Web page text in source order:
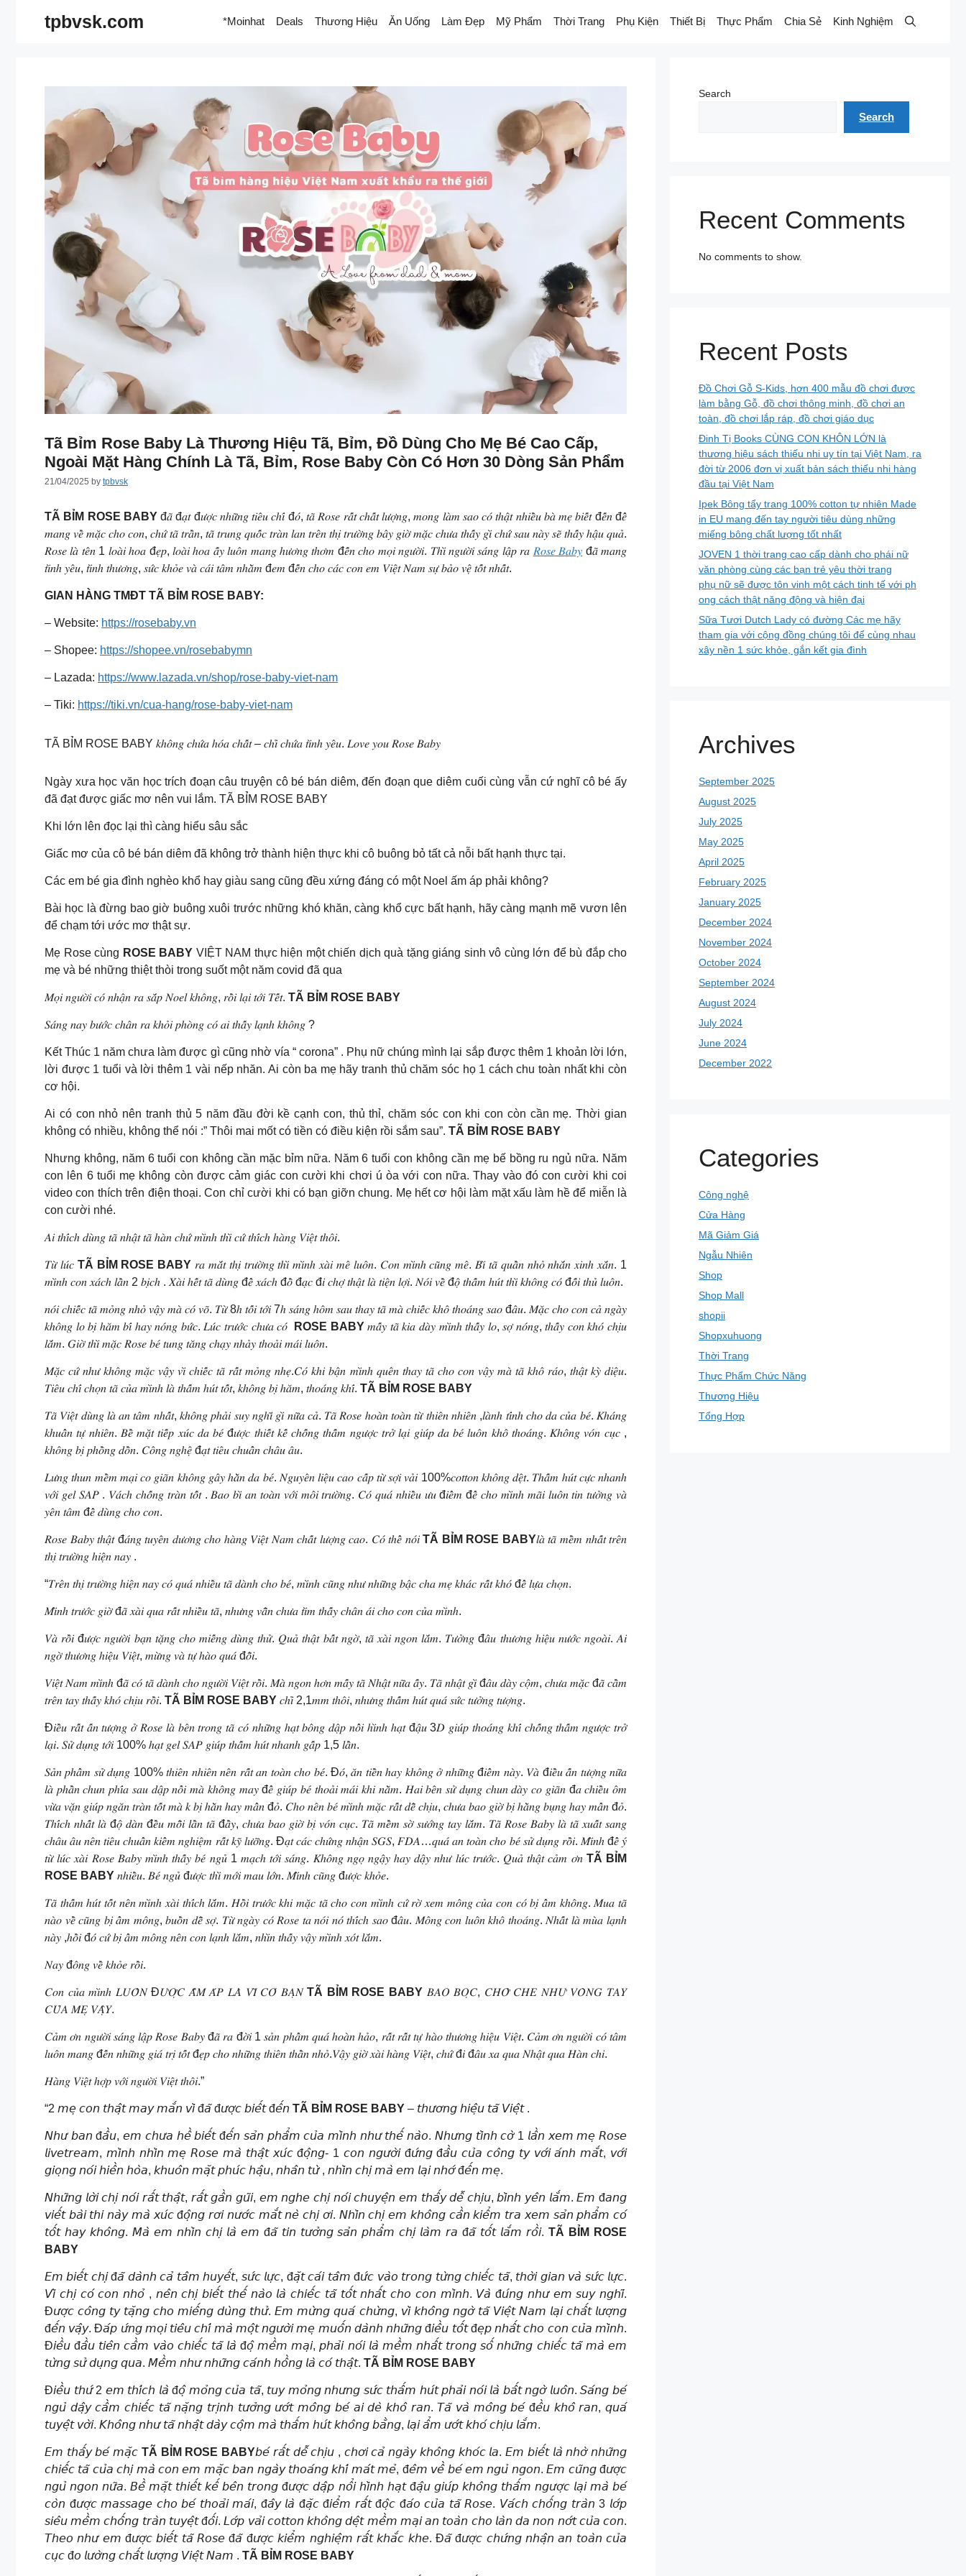
tpbvsk.com *Moinhat Deals Thương Hiệu Ăn Uống Làm Đẹp Mỹ Phẩm Thời Trang Phụ Kiện Thiết Bị Thực Phẩm Chia Sẻ Kinh Nghiệm
Tã Bỉm Rose Baby Là Thương Hiệu Tã, Bỉm, Đồ Dùng Cho Mẹ Bé Cao Cấp,
Ngoài Mặt Hàng Chính Là Tã, Bỉm, Rose Baby Còn Có Hơn 30 Dòng Sản Phẩm
21/04/2025 by tpbvsk
TÃ BỈM ROSE BABYđ𝑎̃ đ𝑎̣𝑡 đ𝑢̛𝑜̛̣𝑐 𝑛ℎ𝑢̛̃𝑛𝑔 𝑡𝑖𝑒̂𝑢 𝑐ℎ𝑖́ đ𝑜́, 𝑡𝑎̃ 𝑅𝑜𝑠𝑒 𝑟𝑎̂́𝑡 𝑐ℎ𝑎̂́𝑡 𝑙𝑢̛𝑜̛̣𝑛𝑔, 𝑚𝑜𝑛𝑔 𝑙𝑎̀𝑚 𝑠𝑎𝑜 𝑐𝑜́ 𝑡ℎ𝑎̣̂𝑡 𝑛ℎ𝑖𝑒̂̀𝑢 𝑏𝑎̀ 𝑚𝑒̣ 𝑏𝑖𝑒̂́𝑡 đ𝑒̂́𝑛 đ𝑒̂̉
𝑚𝑎𝑛𝑔 𝑣𝑒̂̀ 𝑚𝑎̣̆𝑐 𝑐ℎ𝑜 𝑐𝑜𝑛, 𝑐ℎ𝑢̛́ 𝑡𝑎̃ 𝑡𝑟𝑎̂̀𝑛, 𝑡𝑎̃ 𝑡𝑟𝑢𝑛𝑔 𝑞𝑢𝑜̂́𝑐 𝑡𝑟𝑎̀𝑛 𝑙𝑎𝑛 𝑡𝑟𝑒̂𝑛 𝑡ℎ𝑖̣ 𝑡𝑟𝑢̛𝑜̛̀𝑛𝑔 𝑏𝑎̂𝑦 𝑔𝑖𝑜̛̀ 𝑚𝑎̣̆𝑐 𝑐ℎ𝑢̛𝑎 𝑡ℎ𝑎̂́𝑦 𝑔𝑖̀ 𝑐ℎ𝑢̛́ 𝑠𝑎𝑢 𝑛𝑎̀𝑦 𝑠𝑒̃ 𝑡ℎ𝑎̂́𝑦 ℎ𝑎̣̂𝑢 𝑞𝑢𝑎̉.
𝑅𝑜𝑠𝑒 𝑙𝑎̀ 𝑡𝑒̂𝑛 1 𝑙𝑜𝑎̀𝑖 ℎ𝑜𝑎 đ𝑒̣𝑝, 𝑙𝑜𝑎̀𝑖 ℎ𝑜𝑎 𝑎̂́𝑦 𝑙𝑢𝑜̂𝑛 𝑚𝑎𝑛𝑔 ℎ𝑢̛𝑜̛𝑛𝑔 𝑡ℎ𝑜̛𝑚 đ𝑒̂́𝑛 𝑐ℎ𝑜 𝑚𝑜̣𝑖 𝑛𝑔𝑢̛𝑜̛̀𝑖. 𝑇ℎ𝑖̀ 𝑛𝑔𝑢̛𝑜̛̀𝑖 𝑠𝑎́𝑛𝑔 𝑙𝑎̣̂𝑝 𝑟𝑎 𝑅𝑜𝑠𝑒 𝐵𝑎𝑏𝑦 đ𝑎̃ 𝑚𝑎𝑛𝑔
𝑡𝑖̀𝑛ℎ 𝑦𝑒̂𝑢, 𝑡𝑖̀𝑛ℎ 𝑡ℎ𝑢̛𝑜̛𝑛𝑔, 𝑠𝑢̛́𝑐 𝑘ℎ𝑜̉𝑒 𝑣𝑎̀ 𝑐𝑎́𝑖 𝑡𝑎̂𝑚 𝑛ℎ𝑎̆̀𝑚 đ𝑒𝑚 đ𝑒̂́𝑛 𝑐ℎ𝑜 𝑐𝑎́𝑐 𝑐𝑜𝑛 𝑒𝑚 𝑉𝑖𝑒̣̂𝑡 𝑁𝑎𝑚 𝑠𝑢̛̣ 𝑏𝑎̉𝑜 𝑣𝑒̣̂ 𝑡𝑜̂́𝑡 𝑛ℎ𝑎̂́𝑡.
GIAN HÀNG TMĐT TÃ BỈM ROSE BABY:
– Website: https://rosebaby.vn
– Shopee: https://shopee.vn/rosebabymn
– Lazada: https://www.lazada.vn/shop/rose-baby-viet-nam
– Tiki: https://tiki.vn/cua-hang/rose-baby-viet-nam
TÃ BỈM ROSE BABY 𝑘ℎ𝑜̂𝑛𝑔 𝑐ℎ𝑢̛́𝑎 ℎ𝑜́𝑎 𝑐ℎ𝑎̂́𝑡 – 𝑐ℎ𝑖̉ 𝑐ℎ𝑢̛́𝑎 𝑡𝑖̀𝑛ℎ 𝑦𝑒̂𝑢. 𝐿𝑜𝑣𝑒 𝑦𝑜𝑢 𝑅𝑜𝑠𝑒 𝐵𝑎𝑏𝑦
Ngày xưa học văn học trích đoạn câu truyện cô bé bán diêm, đến đoạn que diêm cuối cùng vẫn cứ nghĩ cô bé ấy
đã đạt được giấc mơ nên vui lắm. TÃ BỈM ROSE BABY
Khi lớn lên đọc lại thì càng hiểu sâu sắc
Giấc mơ của cô bé bán diêm đã không trở thành hiện thực khi cô buông bỏ tất cả nỗi bất hạnh thực tại.
Các em bé gia đình nghèo khổ hay giàu sang cũng đều xứng đáng có một Noel ấm áp phải không?
Bài học là đừng bao giờ buông xuôi trước những khó khăn, càng khổ cực bất hạnh, hãy càng mạnh mẽ vươn lên
để chạm tới ước mơ thật sự.
Mẹ Rose cùng ROSE BABY VIỆT NAM thực hiện một chiến dịch quà tặng giáng sinh vô cùng lớn để bù đắp cho
mẹ và bé những thiệt thòi trong suốt một năm covid đã qua
𝑀𝑜̣𝑖 𝑛𝑔𝑢̛𝑜̛̀𝑖 𝑐𝑜́ 𝑛ℎ𝑎̣̂𝑛 𝑟𝑎 𝑠𝑎̆́𝑝 𝑁𝑜𝑒𝑙 𝑘ℎ𝑜̂𝑛𝑔, 𝑟𝑜̂̀𝑖 𝑙𝑎̣𝑖 𝑡𝑜̛́𝑖 𝑇𝑒̂́𝑡. TÃ BỈM ROSE BABY
𝑆𝑎́𝑛𝑔 𝑛𝑎𝑦 𝑏𝑢̛𝑜̛́𝑐 𝑐ℎ𝑎̂𝑛 𝑟𝑎 𝑘ℎ𝑜̉𝑖 𝑝ℎ𝑜̀𝑛𝑔 𝑐𝑜́ 𝑎𝑖 𝑡ℎ𝑎̂́𝑦 𝑙𝑎̣𝑛ℎ 𝑘ℎ𝑜̂𝑛𝑔 ?
Kết Thúc 1 năm chưa làm được gì cũng nhờ vía “ corona” . Phụ nữ chúng mình lại sắp được thêm 1 khoản lời lớn,
lời được 1 tuổi và lời thêm 1 vài nếp nhăn. Ai còn ba mẹ hãy tranh thủ chăm sóc họ 1 cách chu toàn nhất khi còn
cơ hội.
Ai có con nhỏ nên tranh thủ 5 năm đầu đời kề cạnh con, thủ thỉ, chăm sóc con khi con còn cần mẹ. Thời gian
không có nhiều, không thể nói :” Thôi mai mốt có tiền có điều kiện rồi sắm sau”. TÃ BỈM ROSE BABY
Nhưng không, năm 6 tuổi con không cần mặc bỉm nữa. Năm 6 tuổi con không cần mẹ bế bồng ru ngủ nữa. Năm
con lên 6 tuổi mẹ không còn được cảm giác con cười khi chơi ú òa với con nữa. Thay vào đó con cười khi coi
video con thích trên điện thoại. Con chỉ cười khi có bạn giỡn chung. Mẹ hết cơ hội làm mặt xấu làm hề để miễn là
con cười nhé.
𝐴𝑖 𝑡ℎ𝑖́𝑐ℎ 𝑑𝑢̀𝑛𝑔 𝑡𝑎̃ 𝑛ℎ𝑎̣̂𝑡 𝑡𝑎̃ ℎ𝑎̀𝑛 𝑐ℎ𝑢̛́ 𝑚𝑖̀𝑛ℎ 𝑡ℎ𝑖̀ 𝑐𝑢̛́ 𝑡ℎ𝑖́𝑐ℎ ℎ𝑎̀𝑛𝑔 𝑉𝑖𝑒̣̂𝑡 𝑡ℎ𝑜̂𝑖.
𝑇𝑢̛̀ 𝑙𝑢́𝑐 TÃ BỈM ROSE BABY 𝑟𝑎 𝑚𝑎̆́𝑡 𝑡ℎ𝑖̣ 𝑡𝑟𝑢̛𝑜̛̀𝑛𝑔 𝑡ℎ𝑖̀ 𝑚𝑖̀𝑛ℎ 𝑥𝑎̀𝑖 𝑚𝑒̂ 𝑙𝑢𝑜̂𝑛. 𝐶𝑜𝑛 𝑚𝑖̀𝑛ℎ 𝑐𝑢̃𝑛𝑔 𝑚𝑒̂. 𝐵𝑖̀ 𝑡𝑎̃ 𝑞𝑢𝑎̂̀𝑛 𝑛ℎ𝑜̉ 𝑛ℎ𝑎̆́𝑛 𝑥𝑖𝑛ℎ 𝑥𝑎̆́𝑛. 1
𝑚𝑖̀𝑛ℎ 𝑐𝑜𝑛 𝑥𝑎́𝑐ℎ 𝑙𝑎̂̀𝑛 2 𝑏𝑖̣𝑐ℎ . 𝑋𝑎̀𝑖 ℎ𝑒̂́𝑡 𝑡𝑎̃ 𝑑𝑢̀𝑛𝑔 đ𝑒̂̉ 𝑥𝑎́𝑐ℎ đ𝑜̂̀ đ𝑎̣𝑐 đ𝑖 𝑐ℎ𝑜̛̣ 𝑡ℎ𝑎̣̂𝑡 𝑙𝑎̀ 𝑡𝑖𝑒̣̂𝑛 𝑙𝑜̛̣𝑖. 𝑁𝑜́𝑖 𝑣𝑒̂̀ đ𝑜̣̂ 𝑡ℎ𝑎̂́𝑚 ℎ𝑢́𝑡 𝑡ℎ𝑖̀ 𝑘ℎ𝑜̂𝑛𝑔 𝑐𝑜́ đ𝑜̂́𝑖 𝑡ℎ𝑢̉ 𝑙𝑢𝑜̂𝑛.
𝑛𝑜́𝑖 𝑐ℎ𝑖𝑒̂́𝑐 𝑡𝑎̃ 𝑚𝑜̉𝑛𝑔 𝑛ℎ𝑜̉ 𝑣𝑎̣̂𝑦 𝑚𝑎̀ 𝑐𝑜́ 𝑣𝑜̃. 𝑇𝑢̛̀ 8ℎ 𝑡𝑜̂́𝑖 𝑡𝑜̛́𝑖 7ℎ 𝑠𝑎́𝑛𝑔 ℎ𝑜̂𝑚 𝑠𝑎𝑢 𝑡ℎ𝑎𝑦 𝑡𝑎̃ 𝑚𝑎̀ 𝑐ℎ𝑖𝑒̂́𝑐 𝑘ℎ𝑜̂ 𝑡ℎ𝑜𝑎́𝑛𝑔 𝑠𝑎𝑜 đ𝑎̂𝑢. 𝑀𝑎̣̆𝑐 𝑐ℎ𝑜 𝑐𝑜𝑛 𝑐𝑎̉ 𝑛𝑔𝑎̀𝑦
𝑘ℎ𝑜̂𝑛𝑔 𝑙𝑜 𝑏𝑖̣ ℎ𝑎̆𝑚 𝑏𝑖́ ℎ𝑎𝑦 𝑛𝑜́𝑛𝑔 𝑏𝑢̛́𝑐. 𝐿𝑢́𝑐 𝑡𝑟𝑢̛𝑜̛́𝑐 𝑐ℎ𝑢̛𝑎 𝑐𝑜́
ROSE BABY𝑚𝑎̂́𝑦 𝑡𝑎̃ 𝑘𝑖𝑎 𝑑𝑎̀𝑦 𝑚𝑖̀𝑛ℎ 𝑡ℎ𝑎̂́𝑦 𝑙𝑜, 𝑠𝑜̛̣ 𝑛𝑜́𝑛𝑔, 𝑡ℎ𝑎̂́𝑦 𝑐𝑜𝑛 𝑘ℎ𝑜́ 𝑐ℎ𝑖̣𝑢
𝑙𝑎̆́𝑚. 𝐺𝑖𝑜̛̀ 𝑡ℎ𝑖̀ 𝑚𝑎̣̆𝑐 𝑅𝑜𝑠𝑒 𝑏𝑒́ 𝑡𝑢𝑛𝑔 𝑡𝑎̆𝑛𝑔 𝑐ℎ𝑎̣𝑦 𝑛ℎ𝑎̉𝑦 𝑡ℎ𝑜𝑎̉𝑖 𝑚𝑎́𝑖 𝑙𝑢𝑜̂𝑛.
𝑀𝑎̣̆𝑐 𝑐𝑢̛́ 𝑛ℎ𝑢̛ 𝑘ℎ𝑜̂𝑛𝑔 𝑚𝑎̣̆𝑐 𝑣𝑎̣̂𝑦 𝑣𝑖̀ 𝑐ℎ𝑖𝑒̂́𝑐 𝑡𝑎̃ 𝑟𝑎̂́𝑡 𝑚𝑜̉𝑛𝑔 𝑛ℎ𝑒̣.𝐶𝑜́ 𝑘ℎ𝑖 𝑏𝑎̣̂𝑛 𝑚𝑖̀𝑛ℎ 𝑞𝑢𝑒̂𝑛 𝑡ℎ𝑎𝑦 𝑡𝑎̃ 𝑐ℎ𝑜 𝑐𝑜𝑛 𝑣𝑎̣̂𝑦 𝑚𝑎̀ 𝑡𝑎̃ 𝑘ℎ𝑜̂ 𝑟𝑎́𝑜, 𝑡ℎ𝑎̣̂𝑡 𝑘𝑦̀ 𝑑𝑖𝑒̣̂𝑢.
𝑇𝑖𝑒̂𝑢 𝑐ℎ𝑖́ 𝑐ℎ𝑜̣𝑛 𝑡𝑎̃ 𝑐𝑢̉𝑎 𝑚𝑖̀𝑛ℎ 𝑙𝑎̀ 𝑡ℎ𝑎̂́𝑚 ℎ𝑢́𝑡 𝑡𝑜̂́𝑡, 𝑘ℎ𝑜̂𝑛𝑔 𝑏𝑖̣ ℎ𝑎̆𝑚, 𝑡ℎ𝑜𝑎́𝑛𝑔 𝑘ℎ𝑖́. TÃ BỈM ROSE BABY
𝑇𝑎̃ 𝑉𝑖𝑒̣̂𝑡 𝑑𝑢̀𝑛𝑔 𝑙𝑎̀ 𝑎𝑛 𝑡𝑎̂𝑚 𝑛ℎ𝑎̂́𝑡, 𝑘ℎ𝑜̂𝑛𝑔 𝑝ℎ𝑎̉𝑖 𝑠𝑢𝑦 𝑛𝑔ℎ𝑖̃ 𝑔𝑖̀ 𝑛𝑢̛̃𝑎 𝑐𝑎̉. 𝑇𝑎̃ 𝑅𝑜𝑠𝑒 ℎ𝑜𝑎̀𝑛 𝑡𝑜𝑎̀𝑛 𝑡𝑢̛̀ 𝑡ℎ𝑖𝑒̂𝑛 𝑛ℎ𝑖𝑒̂𝑛 ,𝑙𝑎̀𝑛ℎ 𝑡𝑖́𝑛ℎ 𝑐ℎ𝑜 𝑑𝑎 𝑐𝑢̉𝑎 𝑏𝑒́. 𝐾ℎ𝑎́𝑛𝑔
𝑘ℎ𝑢𝑎̂̉𝑛 𝑡𝑢̛̣ 𝑛ℎ𝑖𝑒̂𝑛. 𝐵𝑒̂̀ 𝑚𝑎̣̆𝑡 𝑡𝑖𝑒̂́𝑝 𝑥𝑢́𝑐 𝑑𝑎 𝑏𝑒́ đ𝑢̛𝑜̛̣𝑐 𝑡ℎ𝑖𝑒̂́𝑡 𝑘𝑒̂́ 𝑐ℎ𝑜̂́𝑛𝑔 𝑡ℎ𝑎̂́𝑚 𝑛𝑔𝑢̛𝑜̛̣𝑐 𝑡𝑟𝑜̛̉ 𝑙𝑎̣𝑖 𝑔𝑖𝑢́𝑝 𝑑𝑎 𝑏𝑒́ 𝑙𝑢𝑜̂𝑛 𝑘ℎ𝑜̂ 𝑡ℎ𝑜𝑎́𝑛𝑔. 𝐾ℎ𝑜̂𝑛𝑔 𝑣𝑜́𝑛 𝑐𝑢̣𝑐 ,
𝑘ℎ𝑜̂𝑛𝑔 𝑏𝑖̣ 𝑝ℎ𝑜̂̀𝑛𝑔 𝑑𝑜̂̀𝑛. 𝐶𝑜̂𝑛𝑔 𝑛𝑔ℎ𝑒̣̂ đ𝑎̣𝑡 𝑡𝑖𝑒̂𝑢 𝑐ℎ𝑢𝑎̂̉𝑛 𝑐ℎ𝑎̂𝑢 𝑎̂𝑢.
𝐿𝑢̛𝑛𝑔 𝑡ℎ𝑢𝑛 𝑚𝑒̂̀𝑚 𝑚𝑎̣𝑖 𝑐𝑜 𝑔𝑖𝑎̃𝑛 𝑘ℎ𝑜̂𝑛𝑔 𝑔𝑎̂𝑦 ℎ𝑎̆̀𝑛 𝑑𝑎 𝑏𝑒́. 𝑁𝑔𝑢𝑦𝑒̂𝑛 𝑙𝑖𝑒̣̂𝑢 𝑐𝑎𝑜 𝑐𝑎̂́𝑝 𝑡𝑢̛̀ 𝑠𝑜̛̣𝑖 𝑣𝑎̉𝑖 100%𝑐𝑜𝑡𝑡𝑜𝑛 𝑘ℎ𝑜̂𝑛𝑔 𝑑𝑒̣̂𝑡. 𝑇ℎ𝑎̂́𝑚 ℎ𝑢́𝑡 𝑐𝑢̛̣𝑐 𝑛ℎ𝑎𝑛ℎ
𝑣𝑜̛́𝑖 𝑔𝑒𝑙 𝑆𝐴𝑃 . 𝑉𝑎́𝑐ℎ 𝑐ℎ𝑜̂́𝑛𝑔 𝑡𝑟𝑎̀𝑛 𝑡𝑜̂́𝑡 . 𝐵𝑎𝑜 𝑏𝑖̀ 𝑎𝑛 𝑡𝑜𝑎̀𝑛 𝑣𝑜̛́𝑖 𝑚𝑜̂𝑖 𝑡𝑟𝑢̛𝑜̛̀𝑛𝑔. 𝐶𝑜́ 𝑞𝑢𝑎́ 𝑛ℎ𝑖𝑒̂̀𝑢 𝑢̛𝑢 đ𝑖𝑒̂̉𝑚 đ𝑒̂̉ 𝑐ℎ𝑜 𝑚𝑖̀𝑛ℎ 𝑚𝑎̃𝑖 𝑙𝑢𝑜̂𝑛 𝑡𝑖𝑛 𝑡𝑢̛𝑜̛̉𝑛𝑔 𝑣𝑎̀
𝑦𝑒̂𝑛 𝑡𝑎̂𝑚 đ𝑒̂̉ 𝑑𝑢̀𝑛𝑔 𝑐ℎ𝑜 𝑐𝑜𝑛.
𝑅𝑜𝑠𝑒 𝐵𝑎𝑏𝑦 𝑡ℎ𝑎̣̂𝑡 đ𝑎́𝑛𝑔 𝑡𝑢𝑦𝑒̂𝑛 𝑑𝑢̛𝑜̛𝑛𝑔 𝑐ℎ𝑜 ℎ𝑎̀𝑛𝑔 𝑉𝑖𝑒̣̂𝑡 𝑁𝑎𝑚 𝑐ℎ𝑎̂́𝑡 𝑙𝑢̛𝑜̛̣𝑛𝑔 𝑐𝑎𝑜. 𝐶𝑜́ 𝑡ℎ𝑒̂̉ 𝑛𝑜́𝑖TÃ BỈM ROSE BABY𝑙𝑎̀ 𝑡𝑎̃ 𝑚𝑒̂̀𝑚 𝑛ℎ𝑎̂́𝑡 𝑡𝑟𝑒̂𝑛
𝑡ℎ𝑖̣ 𝑡𝑟𝑢̛𝑜̛̀𝑛𝑔 ℎ𝑖𝑒̣̂𝑛 𝑛𝑎𝑦 .
“𝑇𝑟𝑒̂𝑛 𝑡ℎ𝑖̣ 𝑡𝑟𝑢̛𝑜̛̀𝑛𝑔 ℎ𝑖𝑒̣̂𝑛 𝑛𝑎𝑦 𝑐𝑜́ 𝑞𝑢𝑎́ 𝑛ℎ𝑖𝑒̂̀𝑢 𝑡𝑎̃ 𝑑𝑎̀𝑛ℎ 𝑐ℎ𝑜 𝑏𝑒́, 𝑚𝑖̀𝑛ℎ 𝑐𝑢̃𝑛𝑔 𝑛ℎ𝑢̛ 𝑛ℎ𝑢̛̃𝑛𝑔 𝑏𝑎̣̂𝑐 𝑐ℎ𝑎 𝑚𝑒̣ 𝑘ℎ𝑎́𝑐 𝑟𝑎̂́𝑡 𝑘ℎ𝑜́ đ𝑒̂̉ 𝑙𝑢̛̣𝑎 𝑐ℎ𝑜̣𝑛.
𝑀𝑖̀𝑛ℎ 𝑡𝑟𝑢̛𝑜̛́𝑐 𝑔𝑖𝑜̛̀ đ𝑎̃ 𝑥𝑎̀𝑖 𝑞𝑢𝑎 𝑟𝑎̂́𝑡 𝑛ℎ𝑖𝑒̂̀𝑢 𝑡𝑎̃, 𝑛ℎ𝑢̛𝑛𝑔 𝑣𝑎̂̃𝑛 𝑐ℎ𝑢̛𝑎 𝑡𝑖̀𝑚 𝑡ℎ𝑎̂́𝑦 𝑐ℎ𝑎̂𝑛 𝑎́𝑖 𝑐ℎ𝑜 𝑐𝑜𝑛 𝑐𝑢̉𝑎 𝑚𝑖̀𝑛ℎ.
𝑉𝑎̀ 𝑟𝑜̂̀𝑖 đ𝑢̛𝑜̛̣𝑐 𝑛𝑔𝑢̛𝑜̛̀𝑖 𝑏𝑎̣𝑛 𝑡𝑎̣̆𝑛𝑔 𝑐ℎ𝑜 𝑚𝑖𝑒̂́𝑛𝑔 𝑑𝑢̀𝑛𝑔 𝑡ℎ𝑢̛̉. 𝑄𝑢𝑎̉ 𝑡ℎ𝑎̣̂𝑡 𝑏𝑎̂́𝑡 𝑛𝑔𝑜̛̀, 𝑡𝑎̃ 𝑥𝑎̀𝑖 𝑛𝑔𝑜𝑛 𝑙𝑎̆́𝑚. 𝑇𝑢̛𝑜̛̉𝑛𝑔 đ𝑎̂𝑢 𝑡ℎ𝑢̛𝑜̛𝑛𝑔 ℎ𝑖𝑒̣̂𝑢 𝑛𝑢̛𝑜̛́𝑐 𝑛𝑔𝑜𝑎̀𝑖. 𝐴𝑖
𝑛𝑔𝑜̛̀ 𝑡ℎ𝑢̛𝑜̛𝑛𝑔 ℎ𝑖𝑒̣̂𝑢 𝑉𝑖𝑒̣̂𝑡, 𝑚𝑢̛̀𝑛𝑔 𝑣𝑎̀ 𝑡𝑢̛̣ ℎ𝑎̀𝑜 𝑞𝑢𝑎́ đ𝑜̂̃𝑖.
𝑉𝑖𝑒̣̂𝑡 𝑁𝑎𝑚 𝑚𝑖̀𝑛ℎ đ𝑎̃ 𝑐𝑜́ 𝑡𝑎̃ 𝑑𝑎̀𝑛ℎ 𝑐ℎ𝑜 𝑛𝑔𝑢̛𝑜̛̀𝑖 𝑉𝑖𝑒̣̂𝑡 𝑟𝑜̂̀𝑖. 𝑀𝑎̀ 𝑛𝑔𝑜𝑛 ℎ𝑜̛𝑛 𝑚𝑎̂́𝑦 𝑡𝑎̃ 𝑁ℎ𝑎̣̂𝑡 𝑛𝑢̛̃𝑎 𝑎̂́𝑦. 𝑇𝑎̃ 𝑛ℎ𝑎̣̂𝑡 𝑔𝑖̀ đ𝑎̂𝑢 𝑑𝑎̀𝑦 𝑐𝑜̣̂𝑚, 𝑐ℎ𝑢̛𝑎 𝑚𝑎̣̆𝑐 đ𝑎̃ 𝑐𝑎̂̀𝑚
𝑡𝑟𝑒̂𝑛 𝑡𝑎𝑦 𝑡ℎ𝑎̂́𝑦 𝑘ℎ𝑜́ 𝑐ℎ𝑖̣𝑢 𝑟𝑜̂̀𝑖. TÃ BỈM ROSE BABY 𝑐ℎ𝑖̉ 2,1𝑚𝑚 𝑡ℎ𝑜̂𝑖, 𝑛ℎ𝑢̛𝑛𝑔 𝑡ℎ𝑎̂́𝑚 ℎ𝑢́𝑡 𝑞𝑢𝑎́ 𝑠𝑢̛́𝑐 𝑡𝑢̛𝑜̛̉𝑛𝑔 𝑡𝑢̛𝑜̛̣𝑛𝑔.
Đ𝑖𝑒̂̀𝑢 𝑟𝑎̂́𝑡 𝑎̂́𝑛 𝑡𝑢̛𝑜̛̣𝑛𝑔 𝑜̛̉ 𝑅𝑜𝑠𝑒 𝑙𝑎̀ 𝑏𝑒̂𝑛 𝑡𝑟𝑜𝑛𝑔 𝑡𝑎̃ 𝑐𝑜́ 𝑛ℎ𝑢̛̃𝑛𝑔 ℎ𝑎̣𝑡 𝑏𝑜̂𝑛𝑔 𝑑𝑎̣̂𝑝 𝑛𝑜̂̉𝑖 ℎ𝑖̀𝑛ℎ ℎ𝑎̣𝑡 đ𝑎̣̂𝑢 3𝐷 𝑔𝑖𝑢́𝑝 𝑡ℎ𝑜𝑎́𝑛𝑔 𝑘ℎ𝑖́ 𝑐ℎ𝑜̂́𝑛𝑔 𝑡ℎ𝑎̂́𝑚 𝑛𝑔𝑢̛𝑜̛̣𝑐 𝑡𝑟𝑜̛̉
𝑙𝑎̣𝑖. 𝑆𝑢̛̉ 𝑑𝑢̣𝑛𝑔 𝑡𝑜̛́𝑖 100% ℎ𝑎̣𝑡 𝑔𝑒𝑙 𝑆𝐴𝑃 𝑔𝑖𝑢́𝑝 𝑡ℎ𝑎̂́𝑚 ℎ𝑢́𝑡 𝑛ℎ𝑎𝑛ℎ 𝑔𝑎̂́𝑝 1,5 𝑙𝑎̂̀𝑛.
𝑆𝑎̉𝑛 𝑝ℎ𝑎̂̉𝑚 𝑠𝑢̛̉ 𝑑𝑢̣𝑛𝑔 100% 𝑡ℎ𝑖𝑒̂𝑛 𝑛ℎ𝑖𝑒̂𝑛 𝑛𝑒̂𝑛 𝑟𝑎̂́𝑡 𝑎𝑛 𝑡𝑜𝑎̀𝑛 𝑐ℎ𝑜 𝑏𝑒́. Đ𝑜́, 𝑎̆𝑛 𝑡𝑖𝑒̂̀𝑛 ℎ𝑎𝑦 𝑘ℎ𝑜̂𝑛𝑔 𝑜̛̉ 𝑛ℎ𝑢̛̃𝑛𝑔 đ𝑖𝑒̂̉𝑚 𝑛𝑎̀𝑦. 𝑉𝑎̀ đ𝑖𝑒̂̀𝑢 𝑎̂́𝑛 𝑡𝑢̛𝑜̛̣𝑛𝑔 𝑛𝑢̛̃𝑎
𝑙𝑎̀ 𝑝ℎ𝑎̂̀𝑛 𝑐ℎ𝑢𝑛 𝑝ℎ𝑖́𝑎 𝑠𝑎𝑢 𝑑𝑎̣̂𝑝 𝑛𝑜̂̉𝑖 𝑚𝑎̀ 𝑘ℎ𝑜̂𝑛𝑔 𝑚𝑎𝑦 đ𝑒̂̉ 𝑔𝑖𝑢́𝑝 𝑏𝑒́ 𝑡ℎ𝑜𝑎̉𝑖 𝑚𝑎́𝑖 𝑘ℎ𝑖 𝑛𝑎̆̀𝑚. 𝐻𝑎𝑖 𝑏𝑒̂𝑛 𝑠𝑢̛̉ 𝑑𝑢̣𝑛𝑔 𝑐ℎ𝑢𝑛 𝑑𝑎̀𝑦 𝑐𝑜 𝑔𝑖𝑎̃𝑛 đ𝑎 𝑐ℎ𝑖𝑒̂̀𝑢 𝑜̂𝑚
𝑣𝑢̛̀𝑎 𝑣𝑎̣̆𝑛 𝑔𝑖𝑢́𝑝 𝑛𝑔𝑎̆𝑛 𝑡𝑟𝑎̀𝑛 𝑡𝑜̂́𝑡 𝑚𝑎̀ 𝑘 𝑏𝑖̣ ℎ𝑎̆̀𝑛 ℎ𝑎𝑦 𝑚𝑎̂̉𝑛 đ𝑜̉. 𝐶ℎ𝑜 𝑛𝑒̂𝑛 𝑏𝑒́ 𝑚𝑖̀𝑛ℎ 𝑚𝑎̣̆𝑐 𝑟𝑎̂́𝑡 𝑑𝑒̂̃ 𝑐ℎ𝑖̣𝑢, 𝑐ℎ𝑢̛𝑎 𝑏𝑎𝑜 𝑔𝑖𝑜̛̀ 𝑏𝑖̣ ℎ𝑎̆̀𝑛𝑔 𝑏𝑢̣𝑛𝑔 ℎ𝑎𝑦 𝑚𝑎̂̉𝑛 đ𝑜̉.
𝑇ℎ𝑖́𝑐ℎ 𝑛ℎ𝑎̂́𝑡 𝑙𝑎̀ đ𝑜̣̂ 𝑑𝑎̀𝑛 đ𝑒̂̀𝑢 𝑚𝑜̂̃𝑖 𝑙𝑎̂̀𝑛 𝑡𝑎̃ đ𝑎̂̀𝑦, 𝑐ℎ𝑢̛𝑎 𝑏𝑎𝑜 𝑔𝑖𝑜̛̀ 𝑏𝑖̣ 𝑣𝑜́𝑛 𝑐𝑢̣𝑐. 𝑇𝑎̃ 𝑚𝑒̂̀𝑚 𝑠𝑜̛̀ 𝑠𝑢̛𝑜̛́𝑛𝑔 𝑡𝑎𝑦 𝑙𝑎̆́𝑚. 𝑇𝑎̃ 𝑅𝑜𝑠𝑒 𝐵𝑎𝑏𝑦 𝑙𝑎̀ 𝑡𝑎̃ 𝑥𝑢𝑎̂́𝑡 𝑠𝑎𝑛𝑔
𝑐ℎ𝑎̂𝑢 𝑎̂𝑢 𝑛𝑒̂𝑛 𝑡𝑖𝑒̂𝑢 𝑐ℎ𝑢𝑎̂̉𝑛 𝑘𝑖𝑒̂̉𝑚 𝑛𝑔ℎ𝑖𝑒̣̂𝑚 𝑟𝑎̂́𝑡 𝑘𝑦̃ 𝑙𝑢̛𝑜̛̃𝑛𝑔. Đ𝑎̣𝑡 𝑐𝑎́𝑐 𝑐ℎ𝑢̛́𝑛𝑔 𝑛ℎ𝑎̣̂𝑛 𝑆𝐺𝑆, 𝐹𝐷𝐴…𝑞𝑢𝑎́ 𝑎𝑛 𝑡𝑜𝑎̀𝑛 𝑐ℎ𝑜 𝑏𝑒́ 𝑠𝑢̛̉ 𝑑𝑢̣𝑛𝑔 𝑟𝑜̂̀𝑖. 𝑀𝑖̀𝑛ℎ đ𝑒̂̉ 𝑦́
𝑡𝑢̛̀ 𝑙𝑢́𝑐 𝑥𝑎̀𝑖 𝑅𝑜𝑠𝑒 𝐵𝑎𝑏𝑦 𝑚𝑖̀𝑛ℎ 𝑡ℎ𝑎̂́𝑦 𝑏𝑒́ 𝑛𝑔𝑢̉ 1 𝑚𝑎̣𝑐ℎ 𝑡𝑜̛́𝑖 𝑠𝑎́𝑛𝑔. 𝐾ℎ𝑜̂𝑛𝑔 𝑛𝑔𝑜̣ 𝑛𝑔𝑎̣̂𝑦 ℎ𝑎𝑦 𝑑𝑎̣̂𝑦 𝑛ℎ𝑢̛ 𝑙𝑢́𝑐 𝑡𝑟𝑢̛𝑜̛́𝑐. 𝑄𝑢𝑎̉ 𝑡ℎ𝑎̣̂𝑡 𝑐𝑎̉𝑚 𝑜̛𝑛 TÃ BỈM
ROSE BABY 𝑛ℎ𝑖𝑒̂̀𝑢. 𝐵𝑒́ 𝑛𝑔𝑢̉ đ𝑢̛𝑜̛̣𝑐 𝑡ℎ𝑖̀ 𝑚𝑜̛́𝑖 𝑚𝑎𝑢 𝑙𝑜̛́𝑛. 𝑀𝑖̀𝑛ℎ 𝑐𝑢̃𝑛𝑔 đ𝑢̛𝑜̛̣𝑐 𝑘ℎ𝑜̉𝑒.
𝑇𝑎̃ 𝑡ℎ𝑎̂́𝑚 ℎ𝑢́𝑡 𝑡𝑜̂́𝑡 𝑛𝑒̂𝑛 𝑚𝑖̀𝑛ℎ 𝑥𝑎̀𝑖 𝑡ℎ𝑖́𝑐ℎ 𝑙𝑎̆́𝑚. 𝐻𝑜̂̀𝑖 𝑡𝑟𝑢̛𝑜̛́𝑐 𝑘ℎ𝑖 𝑚𝑎̣̆𝑐 𝑡𝑎̃ 𝑐ℎ𝑜 𝑐𝑜𝑛 𝑚𝑖̀𝑛ℎ 𝑐𝑢̛́ 𝑟𝑜̛̀ 𝑥𝑒𝑚 𝑚𝑜̂𝑛𝑔 𝑐𝑢̉𝑎 𝑐𝑜𝑛 𝑐𝑜́ 𝑏𝑖̣ 𝑎̂̉𝑚 𝑘ℎ𝑜̂𝑛𝑔. 𝑀𝑢𝑎 𝑡𝑎̃
𝑛𝑎̀𝑜 𝑣𝑒̂̀ 𝑐𝑢̃𝑛𝑔 𝑏𝑖̣ 𝑎̂̉𝑚 𝑚𝑜̂𝑛𝑔, 𝑏𝑢𝑜̂̀𝑛 𝑑𝑒̂̃ 𝑠𝑜̛̣. 𝑇𝑢̛̀ 𝑛𝑔𝑎̀𝑦 𝑐𝑜́ 𝑅𝑜𝑠𝑒 𝑡𝑎 𝑛𝑜́𝑖 𝑛𝑜́ 𝑡ℎ𝑖́𝑐ℎ 𝑠𝑎𝑜 đ𝑎̂𝑢. 𝑀𝑜̂𝑛𝑔 𝑐𝑜𝑛 𝑙𝑢𝑜̂𝑛 𝑘ℎ𝑜̂ 𝑡ℎ𝑜𝑎́𝑛𝑔. 𝑁ℎ𝑎̂́𝑡 𝑙𝑎̀ 𝑚𝑢̀𝑎 𝑙𝑎̣𝑛ℎ
𝑛𝑎̀𝑦 ,ℎ𝑜̂̀𝑖 đ𝑜́ 𝑐𝑢̛́ 𝑏𝑖̣ 𝑎̂̉𝑚 𝑚𝑜̂𝑛𝑔 𝑛𝑒̂𝑛 𝑐𝑜𝑛 𝑙𝑎̣𝑛ℎ 𝑙𝑎̆́𝑚, 𝑛ℎ𝑖̀𝑛 𝑡ℎ𝑎̂́𝑦 𝑣𝑎̣̂𝑦 𝑚𝑖̀𝑛ℎ 𝑥𝑜́𝑡 𝑙𝑎̆́𝑚.
𝑁𝑎𝑦 đ𝑜̂𝑛𝑔 𝑣𝑒̂̀ 𝑘ℎ𝑜̉𝑒 𝑟𝑜̂̀𝑖.
𝐶𝑜𝑛 𝑐𝑢̉𝑎 𝑚𝑖̀𝑛ℎ 𝐿𝑈𝑂̂𝑁 Đ𝑈̛𝑂̛̣𝐶 𝐴̂́𝑀 𝐴́𝑃 𝐿𝐴̀ 𝑉𝐼̀ 𝐶𝑂́ 𝐵𝐴̣𝑁TÃ BỈM ROSE BABY 𝐵𝐴𝑂 𝐵𝑂̣𝐶, 𝐶𝐻𝑂̛̉ 𝐶𝐻𝐸 𝑁𝐻𝑈̛ 𝑉𝑂̀𝑁𝐺 𝑇𝐴𝑌
𝐶𝑈̉𝐴 𝑀𝐸̣ 𝑉𝐴̣̂𝑌.
𝐶𝑎̉𝑚 𝑜̛𝑛 𝑛𝑔𝑢̛𝑜̛̀𝑖 𝑠𝑎́𝑛𝑔 𝑙𝑎̣̂𝑝 𝑅𝑜𝑠𝑒 𝐵𝑎𝑏𝑦 đ𝑎̃ 𝑟𝑎 đ𝑜̛̀𝑖 1 𝑠𝑎̉𝑛 𝑝ℎ𝑎̂̉𝑚 𝑞𝑢𝑎́ ℎ𝑜𝑎̀𝑛 ℎ𝑎̉𝑜, 𝑟𝑎̂́𝑡 𝑟𝑎̂́𝑡 𝑡𝑢̛̣ ℎ𝑎̀𝑜 𝑡ℎ𝑢̛𝑜̛𝑛𝑔 ℎ𝑖𝑒̣̂𝑢 𝑉𝑖𝑒̣̂𝑡. 𝐶𝑎̉𝑚 𝑜̛𝑛 𝑛𝑔𝑢̛𝑜̛̀𝑖 𝑐𝑜́ 𝑡𝑎̂𝑚
𝑙𝑢𝑜̂𝑛 𝑚𝑎𝑛𝑔 đ𝑒̂́𝑛 𝑛ℎ𝑢̛̃𝑛𝑔 𝑔𝑖𝑎́ 𝑡𝑟𝑖̣ 𝑡𝑜̂́𝑡 đ𝑒̣𝑝 𝑐ℎ𝑜 𝑛ℎ𝑢̛̃𝑛𝑔 𝑡ℎ𝑖𝑒̂𝑛 𝑡ℎ𝑎̂̀𝑛 𝑛ℎ𝑜̉.𝑉𝑎̣̂𝑦 𝑔𝑖𝑜̛̀ 𝑥𝑎̀𝑖 ℎ𝑎̀𝑛𝑔 𝑉𝑖𝑒̣̂𝑡, 𝑐ℎ𝑢̛́ đ𝑖 đ𝑎̂𝑢 𝑥𝑎 𝑞𝑢𝑎 𝑁ℎ𝑎̣̂𝑡 𝑞𝑢𝑎 𝐻𝑎̀𝑛 𝑐ℎ𝑖.
𝐻𝑎̀𝑛𝑔 𝑉𝑖𝑒̣̂𝑡 ℎ𝑜̛̣𝑝 𝑣𝑜̛́𝑖 𝑛𝑔𝑢̛𝑜̛̀𝑖 𝑉𝑖𝑒̣̂𝑡 𝑡ℎ𝑜̂𝑖.”
“2 𝘮𝘦̣ 𝘤𝘰𝘯 𝘵𝘩𝘢̣̂𝘵 𝘮𝘢𝘺 𝘮𝘢̆́𝘯 𝘷𝘪̀ đ𝘢̃ đ𝘶̛𝘰̛̣𝘤 𝘣𝘪𝘦̂́𝘵 đ𝘦̂́𝘯 TÃ BỈM ROSE BABY – 𝘵𝘩𝘶̛𝘰̛𝘯𝘨 𝘩𝘪𝘦̣̂𝘶 𝘵𝘢̃ 𝘝𝘪𝘦̣̂𝘵 .
𝘕𝘩𝘶̛ 𝘣𝘢𝘯 đ𝘢̂̀𝘶, 𝘦𝘮 𝘤𝘩𝘶̛𝘢 𝘩𝘦̂̀ 𝘣𝘪𝘦̂́𝘵 đ𝘦̂́𝘯 𝘴𝘢̉𝘯 𝘱𝘩𝘢̂̉𝘮 𝘤𝘶̉𝘢 𝘮𝘪̀𝘯𝘩 𝘯𝘩𝘶̛ 𝘵𝘩𝘦̂́ 𝘯𝘢̀𝘰. 𝘕𝘩𝘶̛𝘯𝘨 𝘵𝘪̀𝘯𝘩 𝘤𝘰̛̀ 1 𝘭𝘢̂̀𝘯 𝘹𝘦𝘮 𝘮𝘦̣ 𝘙𝘰𝘴𝘦
𝘭𝘪𝘷𝘦𝘵𝘳𝘦𝘢𝘮, 𝘮𝘪̀𝘯𝘩 𝘯𝘩𝘪̀𝘯 𝘮𝘦̣ 𝘙𝘰𝘴𝘦 𝘮𝘢̀ 𝘵𝘩𝘢̣̂𝘵 𝘹𝘶́𝘤 đ𝘰̣̂𝘯𝘨- 1 𝘤𝘰𝘯 𝘯𝘨𝘶̛𝘰̛̀𝘪 đ𝘶̛́𝘯𝘨 đ𝘢̂̀𝘶 𝘤𝘶̉𝘢 𝘤𝘰̂𝘯𝘨 𝘵𝘺 𝘷𝘰̛́𝘪 𝘢́𝘯𝘩 𝘮𝘢̆́𝘵, 𝘷𝘰̛́𝘪
𝘨𝘪𝘰̣𝘯𝘨 𝘯𝘰́𝘪 𝘩𝘪𝘦̂̀𝘯 𝘩𝘰̀𝘢, 𝘬𝘩𝘶𝘰̂𝘯 𝘮𝘢̣̆𝘵 𝘱𝘩𝘶́𝘤 𝘩𝘢̣̂𝘶, 𝘯𝘩𝘢̂𝘯 𝘵𝘶̛̀ , 𝘯𝘩𝘪̀𝘯 𝘤𝘩𝘪̣ 𝘮𝘢̀ 𝘦𝘮 𝘭𝘢̣𝘪 𝘯𝘩𝘰̛́ đ𝘦̂́𝘯 𝘮𝘦̣.
𝘕𝘩𝘶̛̃𝘯𝘨 𝘭𝘰̛̀𝘪 𝘤𝘩𝘪̣ 𝘯𝘰́𝘪 𝘳𝘢̂́𝘵 𝘵𝘩𝘢̣̂𝘵, 𝘳𝘢̂́𝘵 𝘨𝘢̂̀𝘯 𝘨𝘶̃𝘪, 𝘦𝘮 𝘯𝘨𝘩𝘦 𝘤𝘩𝘪̣ 𝘯𝘰́𝘪 𝘤𝘩𝘶𝘺𝘦̣̂𝘯 𝘦𝘮 𝘵𝘩𝘢̂́𝘺 𝘥𝘦̂̃ 𝘤𝘩𝘪̣𝘶, 𝘣𝘪̀𝘯𝘩 𝘺𝘦̂𝘯 𝘭𝘢̆́𝘮. 𝘌𝘮 đ𝘢𝘯𝘨
𝘷𝘪𝘦̂́𝘵 𝘣𝘢̀𝘪 𝘵𝘩𝘪 𝘯𝘢̀𝘺 𝘮𝘢̀ 𝘹𝘶́𝘤 đ𝘰̣̂𝘯𝘨 𝘳𝘰̛𝘪 𝘯𝘶̛𝘰̛́𝘤 𝘮𝘢̆́𝘵 𝘯𝘦̀ 𝘤𝘩𝘪̣ 𝘰̛𝘪. 𝘕𝘩𝘪̀𝘯 𝘤𝘩𝘪̣ 𝘦𝘮 𝘬𝘩𝘰̂𝘯𝘨 𝘤𝘢̂̀𝘯 𝘬𝘪𝘦̂̉𝘮 𝘵𝘳𝘢 𝘹𝘦𝘮 𝘴𝘢̉𝘯 𝘱𝘩𝘢̂̉𝘮 𝘤𝘰́
𝘵𝘰̂́𝘵 𝘩𝘢𝘺 𝘬𝘩𝘰̂𝘯𝘨. 𝘔𝘢̀ 𝘦𝘮 𝘯𝘩𝘪̀𝘯 𝘤𝘩𝘪̣ 𝘭𝘢̀ 𝘦𝘮 đ𝘢̃ 𝘵𝘪𝘯 𝘵𝘶̛𝘰̛̉𝘯𝘨 𝘴𝘢̉𝘯 𝘱𝘩𝘢̂̉𝘮 𝘤𝘩𝘪̣ 𝘭𝘢̀𝘮 𝘳𝘢 đ𝘢̃ 𝘵𝘰̂́𝘵 𝘭𝘢̆́𝘮 𝘳𝘰̂̀𝘪.TÃ BỈM ROSE
BABY
𝘌𝘮 𝘣𝘪𝘦̂́𝘵 𝘤𝘩𝘪̣ đ𝘢̃ 𝘥𝘢̀𝘯𝘩 𝘤𝘢̉ 𝘵𝘢̂𝘮 𝘩𝘶𝘺𝘦̂́𝘵, 𝘴𝘶̛́𝘤 𝘭𝘶̛̣𝘤, đ𝘢̣̆𝘵 𝘤𝘢́𝘪 𝘵𝘢̂𝘮 đ𝘶̛́𝘤 𝘷𝘢̀𝘰 𝘵𝘳𝘰𝘯𝘨 𝘵𝘶̛̀𝘯𝘨 𝘤𝘩𝘪𝘦̂́𝘤 𝘵𝘢̃, 𝘵𝘩𝘰̛̀𝘪 𝘨𝘪𝘢𝘯 𝘷𝘢̀ 𝘴𝘶̛́𝘤 𝘭𝘶̛̣𝘤.
𝘝𝘪̀ 𝘤𝘩𝘪̣ 𝘤𝘰́ 𝘤𝘰𝘯 𝘯𝘩𝘰̉ , 𝘯𝘦̂𝘯 𝘤𝘩𝘪̣ 𝘣𝘪𝘦̂́𝘵 𝘵𝘩𝘦̂́ 𝘯𝘢̀𝘰 𝘭𝘢̀ 𝘤𝘩𝘪𝘦̂́𝘤 𝘵𝘢̃ 𝘵𝘰̂́𝘵 𝘯𝘩𝘢̂́𝘵 𝘤𝘩𝘰 𝘤𝘰𝘯 𝘮𝘪̀𝘯𝘩. 𝘝𝘢̀ đ𝘶́𝘯𝘨 𝘯𝘩𝘶̛ 𝘦𝘮 𝘴𝘶𝘺 𝘯𝘨𝘩𝘪̃.
Đ𝘶̛𝘰̛̣𝘤 𝘤𝘰̂𝘯𝘨 𝘵𝘺 𝘵𝘢̣̆𝘯𝘨 𝘤𝘩𝘰 𝘮𝘪𝘦̂́𝘯𝘨 𝘥𝘶̀𝘯𝘨 𝘵𝘩𝘶̛̉. 𝘌𝘮 𝘮𝘶̛̀𝘯𝘨 𝘲𝘶𝘢́ 𝘤𝘩𝘶̛̀𝘯𝘨, 𝘷𝘪̀ 𝘬𝘩𝘰̂𝘯𝘨 𝘯𝘨𝘰̛̀ 𝘵𝘢̃ 𝘝𝘪𝘦̣̂𝘵 𝘕𝘢𝘮 𝘭𝘢̣𝘪 𝘤𝘩𝘢̂́𝘵 𝘭𝘶̛𝘰̛̣𝘯𝘨
đ𝘦̂́𝘯 𝘷𝘢̣̂𝘺. Đ𝘢́𝘱 𝘶̛́𝘯𝘨 𝘮𝘰̣𝘪 𝘵𝘪𝘦̂𝘶 𝘤𝘩𝘪́ 𝘮𝘢̀ 𝘮𝘰̣̂𝘵 𝘯𝘨𝘶̛𝘰̛̀𝘪 𝘮𝘦̣ 𝘮𝘶𝘰̂́𝘯 𝘥𝘢̀𝘯𝘩 𝘯𝘩𝘶̛̃𝘯𝘨 đ𝘪𝘦̂̀𝘶 𝘵𝘰̂́𝘵 đ𝘦̣𝘱 𝘯𝘩𝘢̂́𝘵 𝘤𝘩𝘰 𝘤𝘰𝘯 𝘤𝘶̉𝘢 𝘮𝘪̀𝘯𝘩.
Đ𝘪𝘦̂̀𝘶 đ𝘢̂̀𝘶 𝘵𝘪𝘦̂𝘯 𝘤𝘢̂̀𝘮 𝘷𝘢̀𝘰 𝘤𝘩𝘪𝘦̂́𝘤 𝘵𝘢̃ 𝘭𝘢̀ đ𝘰̣̂ 𝘮𝘦̂̀𝘮 𝘮𝘢̣𝘪, 𝘱𝘩𝘢̉𝘪 𝘯𝘰́𝘪 𝘭𝘢̀ 𝘮𝘦̂̀𝘮 𝘯𝘩𝘢̂́𝘵 𝘵𝘳𝘰𝘯𝘨 𝘴𝘰̂́ 𝘯𝘩𝘶̛̃𝘯𝘨 𝘤𝘩𝘪𝘦̂́𝘤 𝘵𝘢̃ 𝘮𝘢̀ 𝘦𝘮
𝘵𝘶̛̀𝘯𝘨 𝘴𝘶̛̉ 𝘥𝘶̣𝘯𝘨 𝘲𝘶𝘢. 𝘔𝘦̂̀𝘮 𝘯𝘩𝘶̛ 𝘯𝘩𝘶̛̃𝘯𝘨 𝘤𝘢́𝘯𝘩 𝘩𝘰̂̀𝘯𝘨 𝘭𝘢̀ 𝘤𝘰́ 𝘵𝘩𝘢̣̂𝘵. TÃ BỈM ROSE BABY
Đ𝘪𝘦̂̀𝘶 𝘵𝘩𝘶̛́ 2 𝘦𝘮 𝘵𝘩𝘪́𝘤𝘩 𝘭𝘢̀ đ𝘰̣̂ 𝘮𝘰̉𝘯𝘨 𝘤𝘶̉𝘢 𝘵𝘢̃, 𝘵𝘶𝘺 𝘮𝘰̉𝘯𝘨 𝘯𝘩𝘶̛𝘯𝘨 𝘴𝘶̛́𝘤 𝘵𝘩𝘢̂́𝘮 𝘩𝘶́𝘵 𝘱𝘩𝘢̉𝘪 𝘯𝘰́𝘪 𝘭𝘢̀ 𝘣𝘢̂́𝘵 𝘯𝘨𝘰̛̀ 𝘭𝘶𝘰̂𝘯. 𝘚𝘢́𝘯𝘨 𝘣𝘦́
𝘯𝘨𝘶̉ 𝘥𝘢̣̂𝘺 𝘤𝘢̂̀𝘮 𝘤𝘩𝘪𝘦̂́𝘤 𝘵𝘢̃ 𝘯𝘢̣̆𝘯𝘨 𝘵𝘳𝘪̣𝘯𝘩 𝘵𝘶̛𝘰̛̉𝘯𝘨 𝘶̛𝘰̛́𝘵 𝘮𝘰̂𝘯𝘨 𝘣𝘦́ 𝘢𝘪 𝘥𝘦̀ 𝘬𝘩𝘰̂ 𝘳𝘢𝘯. 𝘛𝘢̃ 𝘷𝘢̀ 𝘮𝘰̂𝘯𝘨 𝘣𝘦́ đ𝘦̂̀𝘶 𝘬𝘩𝘰̂ 𝘳𝘢𝘯, 𝘲𝘶𝘢́
𝘵𝘶𝘺𝘦̣̂𝘵 𝘷𝘰̛̀𝘪. 𝘒𝘩𝘰̂𝘯𝘨 𝘯𝘩𝘶̛ 𝘵𝘢̃ 𝘯𝘩𝘢̣̂𝘵 𝘥𝘢̀𝘺 𝘤𝘰̣̂𝘮 𝘮𝘢̀ 𝘵𝘩𝘢̂́𝘮 𝘩𝘶́𝘵 𝘬𝘩𝘰̂𝘯𝘨 𝘣𝘢̆̀𝘯𝘨, 𝘭𝘢̣𝘪 𝘢̂̉𝘮 𝘶̛𝘰̛́𝘵 𝘬𝘩𝘰́ 𝘤𝘩𝘪̣𝘶 𝘭𝘢̆́𝘮.
𝘌𝘮 𝘵𝘩𝘢̂́𝘺 𝘣𝘦́ 𝘮𝘢̣̆𝘤 TÃ BỈM ROSE BABY𝘣𝘦́ 𝘳𝘢̂́𝘵 𝘥𝘦̂̃ 𝘤𝘩𝘪̣𝘶 , 𝘤𝘩𝘰̛𝘪 𝘤𝘢̉ 𝘯𝘨𝘢̀𝘺 𝘬𝘩𝘰̂𝘯𝘨 𝘬𝘩𝘰́𝘤 𝘭𝘢. 𝘌𝘮 𝘣𝘪𝘦̂́𝘵 𝘭𝘢̀ 𝘯𝘩𝘰̛̀ 𝘯𝘩𝘶̛̃𝘯𝘨
𝘤𝘩𝘪𝘦̂́𝘤 𝘵𝘢̃ 𝘤𝘶̉𝘢 𝘤𝘩𝘪̣ 𝘮𝘢̀ 𝘤𝘰𝘯 𝘦𝘮 𝘮𝘢̣̆𝘤 𝘣𝘢𝘯 𝘯𝘨𝘢̀𝘺 𝘵𝘩𝘰𝘢́𝘯𝘨 𝘬𝘩𝘪́ 𝘮𝘢́𝘵 𝘮𝘦̉, đ𝘦̂𝘮 𝘷𝘦̂̀ 𝘣𝘦́ 𝘦𝘮 𝘯𝘨𝘶̉ 𝘯𝘨𝘰𝘯. 𝘌𝘮 𝘤𝘶̃𝘯𝘨 đ𝘶̛𝘰̛̣𝘤
𝘯𝘨𝘶̉ 𝘯𝘨𝘰𝘯 𝘯𝘶̛̃𝘢. 𝘉𝘦̂̀ 𝘮𝘢̣̆𝘵 𝘵𝘩𝘪𝘦̂́𝘵 𝘬𝘦̂́ 𝘣𝘦̂𝘯 𝘵𝘳𝘰𝘯𝘨 đ𝘶̛𝘰̛̣𝘤 𝘥𝘢̣̂𝘱 𝘯𝘰̂̉𝘪 𝘩𝘪̀𝘯𝘩 𝘩𝘢̣𝘵 đ𝘢̣̂𝘶 𝘨𝘪𝘶́𝘱 𝘬𝘩𝘰̂𝘯𝘨 𝘵𝘩𝘢̂́𝘮 𝘯𝘨𝘶̛𝘰̛̣𝘤 𝘭𝘢̣𝘪 𝘮𝘢̀ 𝘣𝘦́
𝘤𝘰̀𝘯 đ𝘶̛𝘰̛̣𝘤 𝘮𝘢𝘴𝘴𝘢𝘨𝘦 𝘤𝘩𝘰 𝘣𝘦́ 𝘵𝘩𝘰𝘢̉𝘪 𝘮𝘢́𝘪, đ𝘢̂𝘺 𝘭𝘢̀ đ𝘢̣̆𝘤 đ𝘪𝘦̂̉𝘮 𝘳𝘢̂́𝘵 đ𝘰̣̂𝘤 đ𝘢́𝘰 𝘤𝘶̉𝘢 𝘵𝘢̃ 𝘙𝘰𝘴𝘦. 𝘝𝘢́𝘤𝘩 𝘤𝘩𝘰̂́𝘯𝘨 𝘵𝘳𝘢̀𝘯 3 𝘭𝘰̛́𝘱
𝘴𝘪𝘦̂𝘶 𝘮𝘦̂̀𝘮 𝘤𝘩𝘰̂́𝘯𝘨 𝘵𝘳𝘢̀𝘯 𝘵𝘶𝘺𝘦̣̂𝘵 đ𝘰̂́𝘪. 𝘓𝘰̛́𝘱 𝘷𝘢̉𝘪 𝘤𝘰𝘵𝘵𝘰𝘯 𝘬𝘩𝘰̂𝘯𝘨 𝘥𝘦̣̂𝘵 𝘮𝘦̂̀𝘮 𝘮𝘢̣𝘪 𝘢𝘯 𝘵𝘰𝘢̀𝘯 𝘤𝘩𝘰 𝘭𝘢̀𝘯 𝘥𝘢 𝘯𝘰𝘯 𝘯𝘰̛́𝘵 𝘤𝘶̉𝘢 𝘤𝘰𝘯.
𝘛𝘩𝘦𝘰 𝘯𝘩𝘶̛ 𝘦𝘮 đ𝘶̛𝘰̛̣𝘤 𝘣𝘪𝘦̂́𝘵 𝘵𝘢̃ 𝘙𝘰𝘴𝘦 đ𝘢̃ đ𝘶̛𝘰̛̣𝘤 𝘬𝘪𝘦̂̉𝘮 𝘯𝘨𝘩𝘪𝘦̣̂𝘮 𝘳𝘢̂́𝘵 𝘬𝘩𝘢̆́𝘤 𝘬𝘩𝘦. Đ𝘢̃ đ𝘶̛𝘰̛̣𝘤 𝘤𝘩𝘶̛́𝘯𝘨 𝘯𝘩𝘢̣̂𝘯 𝘢𝘯 𝘵𝘰𝘢̀𝘯 𝘤𝘶̉𝘢
𝘤𝘶̣𝘤 đ𝘰 𝘭𝘶̛𝘰̛̀𝘯𝘨 𝘤𝘩𝘢̂́𝘵 𝘭𝘶̛𝘰̛̣𝘯𝘨 𝘝𝘪𝘦̣̂𝘵 𝘕𝘢𝘮 . TÃ BỈM ROSE BABY
Search
Search
Recent Comments
No comments to show.
Recent Posts
Đồ Chơi Gỗ S-Kids, hơn 400 mẫu đồ chơi được
làm bằng Gỗ, đồ chơi thông minh, đồ chơi an
toàn, đồ chơi lắp ráp, đồ chơi giáo dục
Đinh Tị Books CÙNG CON KHÔN LỚN là
thương hiệu sách thiếu nhi uy tín tại Việt Nam, ra
đời từ 2006 đơn vị xuất bản sách thiếu nhi hàng
đầu tại Việt Nam
Ipek Bông tẩy trang 100% cotton tự nhiên Made
in EU mang đến tay người tiêu dùng những
miếng bông chất lượng tốt nhất
JOVEN 1 thời trang cao cấp dành cho phái nữ
văn phòng cùng các bạn trẻ yêu thời trang
phụ nữ sẽ được tôn vinh một cách tinh tế với ph
ong cách thật năng động và hiện đại
Sữa Tươi Dutch Lady có đường Các mẹ hãy
tham gia với cộng đồng chúng tôi để cùng nhau
xây nền 1 sức khỏe, gắn kết gia đình
Archives
September 2025
August 2025
July 2025
May 2025
April 2025
February 2025
January 2025
December 2024
November 2024
October 2024
September 2024
August 2024
July 2024
June 2024
December 2022
Categories
Công nghệ
Cửa Hàng
Mã Giảm Giá
Ngẫu Nhiên
Shop
Shop Mall
shopii
Shopxuhuong
Thời Trang
Thực Phẩm Chức Năng
Thương Hiệu
Tổng Hợp